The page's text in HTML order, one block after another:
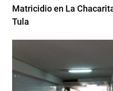
Matricidio en La
Tula